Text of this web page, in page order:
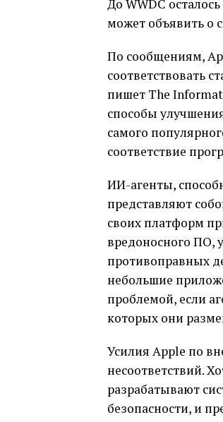
До WWDC
может объявить о
По сообщениям,
соответствовать
пишет The
способы
самого
соответствие
ИИ-агенты,
представляют
своих платформ
вредоносного ПО,
противоправных
небольшие
проблемой, если
которых они
Усилия Apple по
несоответствий.
разрабатывают
безопасности, и